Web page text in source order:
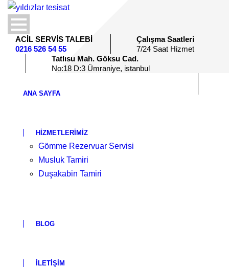
ACİL SERVİS TALEBİ
0216 526 54 55
Çalışma Saatleri
7/24 Saat Hizmet
Tatlısu Mah. Göksu Cad.
No:18 D:3 Ümraniye, istanbul
ANA SAYFA
HIZMETLERIMIZ
Gömme Rezervuar Servisi
Musluk Tamiri
Duşakabin Tamiri
BLOG
İLETIŞIM